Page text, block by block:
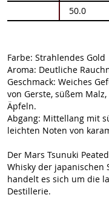
50.0
Farbe: Strahlendes Gold
Aroma: Deutliche
Geschmack: Weiches
von Gerste, süßem
Äpfeln.
Abgang: Mittellang mit
leichten Noten von
Der Mars Tsunuki
Whisky der japanischen
handelt es sich um die
Destillerie.